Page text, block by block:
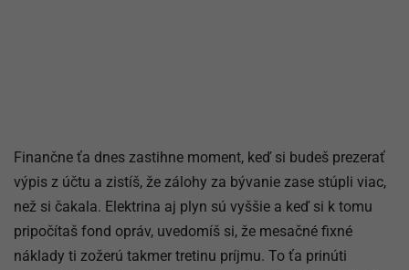
Finančne ťa dnes zastihne moment, keď si budeš prezerať
výpis z účtu a zistíš, že zálohy za bývanie zase stúpli viac,
než si čakala. Elektrina aj plyn sú vyššie a keď si k tomu
pripočítaš fond opráv, uvedomíš si, že mesačné fixné
náklady ti zožerú takmer tretinu príjmu. To ťa prinúti